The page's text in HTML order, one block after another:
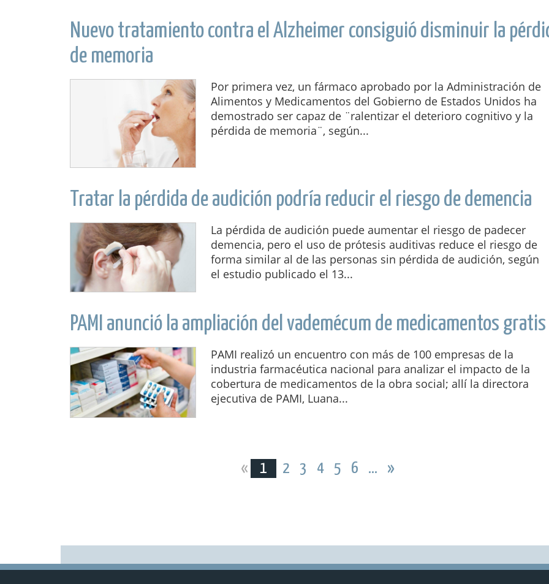
Nuevo tratamiento contra el Alzheimer consiguió disminuir la
de memoria
Por primera vez, un fármaco aprobado por la Administración de
Alimentos y Medicamentos del Gobierno de Estados Unidos ha
demostrado ser capaz de ¨ralentizar el deterioro cognitivo y la
pérdida de memoria¨, según...
Tratar la pérdida de audición podría reducir el riesgo de demencia
La pérdida de audición puede aumentar el riesgo de padecer
demencia, pero el uso de prótesis auditivas reduce el riesgo de
forma similar al de las personas sin pérdida de audición, según
el estudio publicado el 13...
PAMI anunció la ampliación del vademécum de medicamentos gratis
PAMI realizó un encuentro con más de 100 empresas de la
industria farmacéutica nacional para analizar el impacto de la
cobertura de medicamentos de la obra social; allí la directora
ejecutiva de PAMI, Luana...
« 1 2 3 4 5 6 ... »